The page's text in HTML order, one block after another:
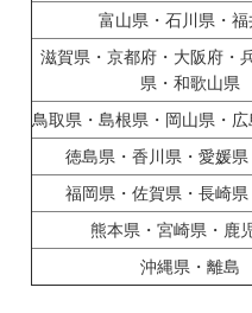
富山県・石川県・福
滋賀県・京都府・大阪府・
県・和歌山県
鳥取県・島根県・岡山県・
徳島県・香川県・愛媛
福岡県・佐賀県・長崎
熊本県・宮崎県・鹿
沖縄県・離島